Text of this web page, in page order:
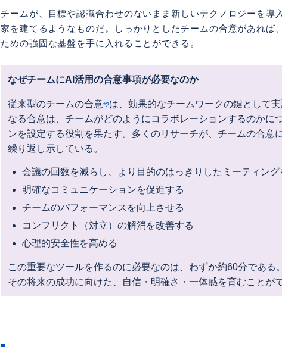
チームが、目標や認識合わせのないまま新しいテクノロジーを導
家を建てるようなものだ。しっかりとしたチームの合意があれば
ための強固な基盤を手に入れることができる。
なぜチームにAI活用の合意事項が必要なのか
従来型のチームの合意*2は、効果的なチームワークの鍵として
なる合意は、チームがどのようにコラボレーションするのかに
ンを設定する役割を果たす。多くのリサーチが、チームの合意
繰り返し示している。
会議の回数を減らし、より目的のはっきりしたミーティング
明確なコミュニケーションを促進する
チームのパフォーマンスを向上させる
コンフリクト（対立）の解消を改善する
心理的安全性を高める
この重要なツールを作るのに必要なのは、わずか約60分である
その将来の成功に向けた、自信・明確さ・一体感を育むことがで